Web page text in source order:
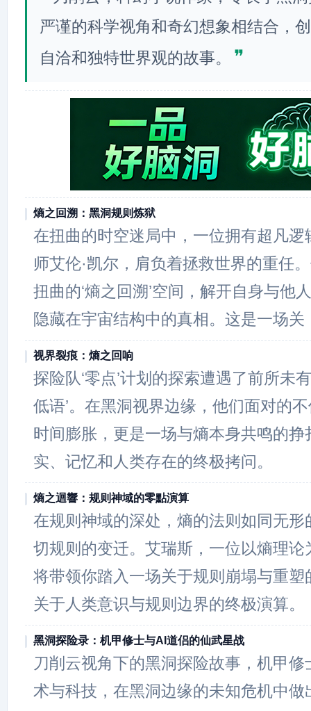
严谨的科学视角和奇幻想象相结合，
自洽和独特世界观的故事。
❞
熵之回溯：黑洞规则炼狱
在扭曲的时空迷局中，一位拥有超凡逻
师艾伦·凯尔，肩负着拯救世界的重任
扭曲的‘熵之回溯’空间，解开自身与他
隐藏在宇宙结构中的真相。这是一场关
视界裂痕：熵之回响
探险队‘零点’计划的探索遭遇了前所
低语’。在黑洞视界边缘，他们面对的
时间膨胀，更是一场与熵本身共鸣的挣
实、记忆和人类存在的终极拷问。
熵之迴響：规则神域的零點演算
在规则神域的深处，熵的法则如同无形
切规则的变迁。艾瑞斯，一位以熵理论
将带领你踏入一场关于规则崩塌与重塑
关于人类意识与规则边界的终极演算。
黑洞探险录：机甲修士与AI道侣的仙武星战
刀削云视角下的黑洞探险故事，机甲
术与科技，在黑洞边缘的未知危机中